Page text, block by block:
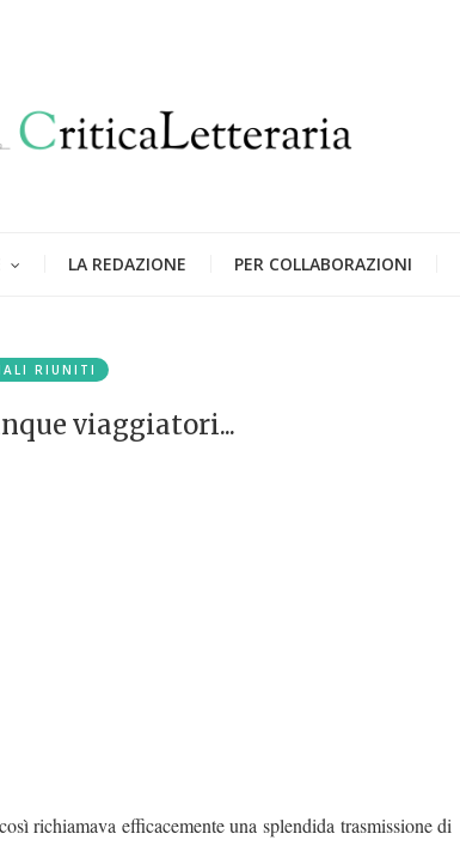
LA REDAZIONE PER COLLABORAZIONI
RIUNITI
viaggiatori...
richiamava efficacemente una splendida trasmissione di